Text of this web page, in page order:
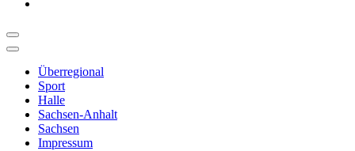
Überregional
Sport
Halle
Sachsen-Anhalt
Sachsen
Impressum